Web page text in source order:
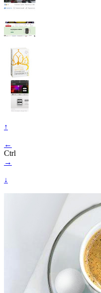
↑
←
Ctrl
→
↓